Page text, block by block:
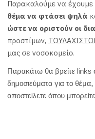
Παρακαλούμε να έχουμε
θέμα να φτάσει ψηλά
ώστε να οριστούν οι
προστίμων,
μας σε νοσοκομείο.
Παρακάτω θα βρείτε links
δημοσιεύματα για το
αποστείλετε όπου